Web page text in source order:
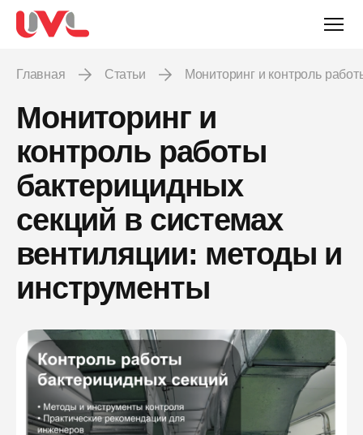
Главная Статьи Мониторинг и контроль
Мониторинг и
контроль работы
бактерицидных
секций в системах
вентиляции: методы и
инструменты